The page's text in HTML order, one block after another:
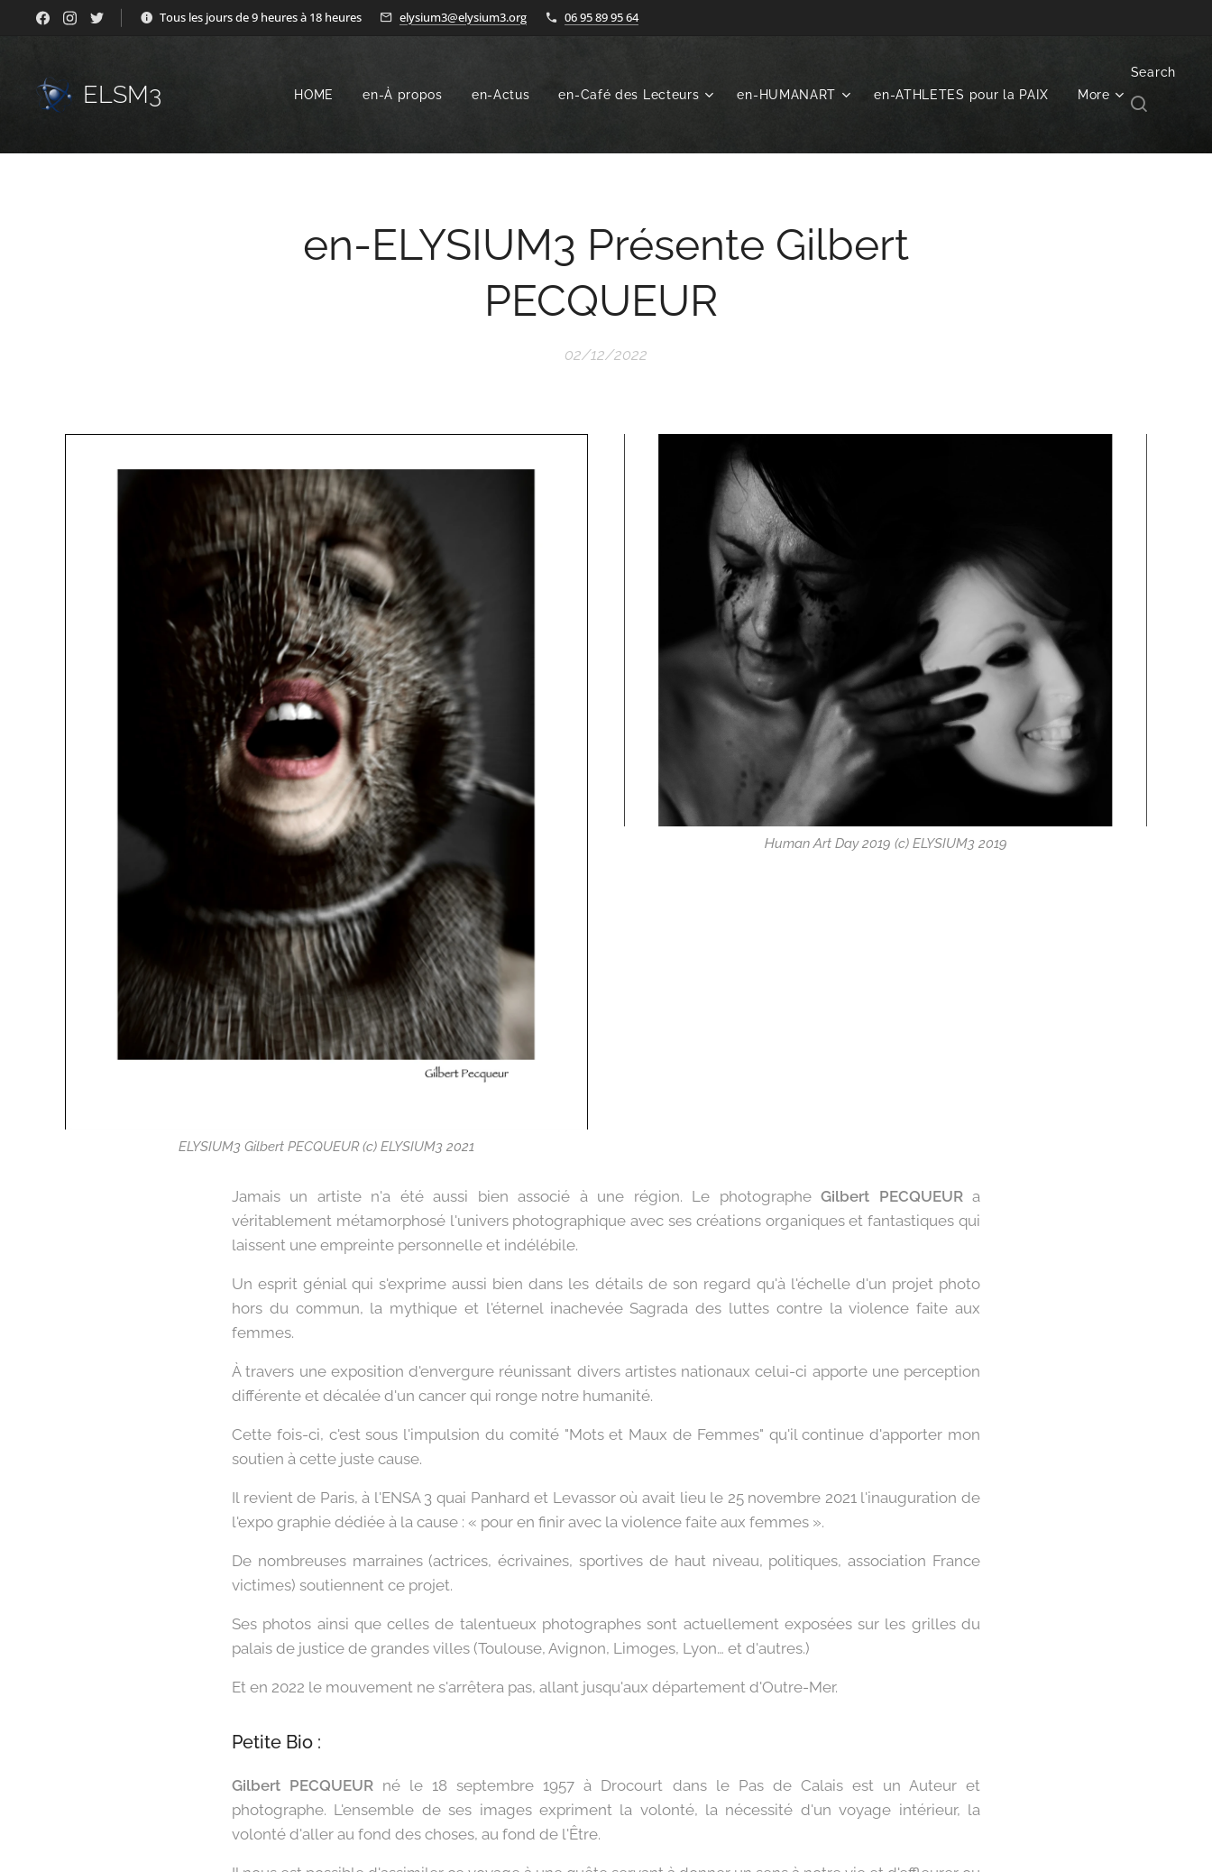
Tous les jours de 9 heures à 18 heures elysium3@elysium3.org 06 95 89 95 64
ELSM3 HOME en-À propos en-Actus en-Café des Lecteurs en-HUMANART en-ATHLETES pour la PAIX More
Search
en-ELYSIUM3 Présente Gilbert
PECQUEUR
02/12/2022
ELYSIUM3 Gilbert PECQUEUR (c) ELYSIUM3 2021
Human Art Day 2019 (c) ELYSIUM3 2019
Jamais un artiste n'a été aussi bien associé à une région. Le photographeGilbert PECQUEURa
véritablement métamorphosé l'univers photographique avec ses créations organiques et fantastiques qui
laissent une empreinte personnelle et indélébile.
Un esprit génial qui s'exprime aussi bien dans les détails de son regard qu'à l'échelle d'un projet photo
hors du commun, la mythique et l'éternel inachevée Sagrada des luttes contre la violence faite aux
femmes.
À travers une exposition d'envergure réunissant divers artistes nationaux celui-ci apporte une perception
différente et décalée d'un cancer qui ronge notre humanité.
Cette fois-ci, c'est sous l'impulsion du comité "Mots et Maux de Femmes" qu'il continue d'apporter mon
soutien à cette juste cause.
Il revient de Paris, à l'ENSA 3 quai Panhard et Levassor où avait lieu le 25 novembre 2021 l'inauguration de
l'expo graphie dédiée à la cause : « pour en finir avec la violence faite aux femmes ».
De nombreuses marraines (actrices, écrivaines, sportives de haut niveau, politiques, association France
victimes) soutiennent ce projet.
Ses photos ainsi que celles de talentueux photographes sont actuellement exposées sur les grilles du
palais de justice de grandes villes (Toulouse, Avignon, Limoges, Lyon… et d'autres.)
Et en 2022 le mouvement ne s'arrêtera pas, allant jusqu'aux département d'Outre-Mer.
Petite Bio :
Gilbert PECQUEUR né le 18 septembre 1957 à Drocourt dans le Pas de Calais est un Auteur et
photographe. L'ensemble de ses images expriment la volonté, la nécessité d'un voyage intérieur, la
volonté d'aller au fond des choses, au fond de l'Être.